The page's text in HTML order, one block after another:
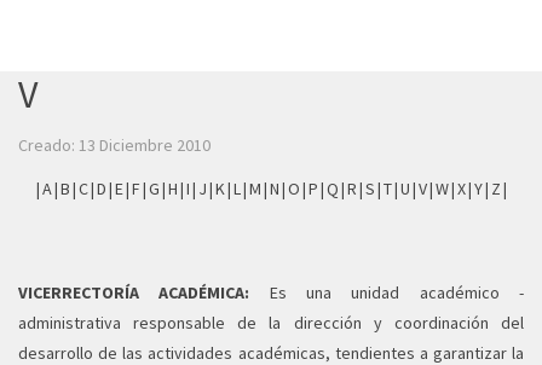
V
Creado: 13 Diciembre 2010
|A|B|C|D|E|F|G|H|I| J|K|L|M|N|O|P|Q|R|S|T|U|V|W|X|Y| Z|
VICERRECTORÍA ACADÉMICA: Es una unidad académico -
administrativa responsable de la dirección y coordinación del
desarrollo de las actividades académicas, tendientes a garantizar la